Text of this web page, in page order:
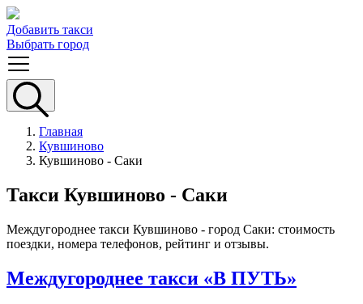
Добавить такси
Выбрать город
Главная
Кувшиново
Кувшиново - Саки
Такси Кувшиново - Саки
Междугороднее такси Кувшиново - город Саки: стоимость
поездки, номера телефонов, рейтинг и отзывы.
Междугороднее такси «В ПУТЬ»